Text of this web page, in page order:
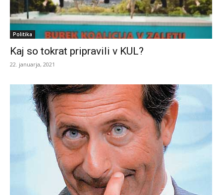
Politika
Kaj so tokrat pripravili v KUL?
22. januarja, 2021